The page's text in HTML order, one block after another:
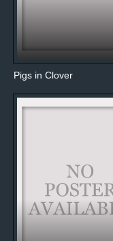
Pigs in Clover